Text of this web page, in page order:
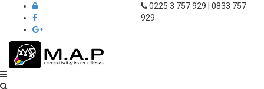
0225 3 757 929 | 0833 757
929